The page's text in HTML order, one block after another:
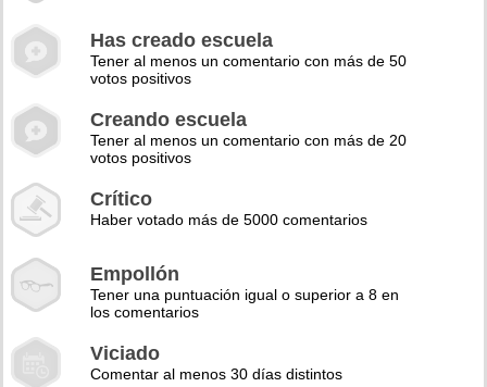
Has creado escuela
Tener al menos un comentario con más de 50
votos positivos
Creando escuela
Tener al menos un comentario con más de 20
votos positivos
Crítico
Haber votado más de 5000 comentarios
Empollón
Tener una puntuación igual o superior a 8 en
los comentarios
Viciado
Comentar al menos 30 días distintos